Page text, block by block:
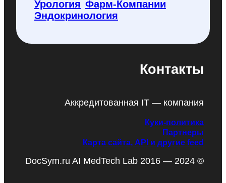
Урология Фарм-Компании
Эндокринология
Контакты
Аккредитованная IT — компания
Куки-политика
Партнеры
Карта сайта, API и другие feed
DocSym.ru AI MedTech Lab 2016 — 2024 ©